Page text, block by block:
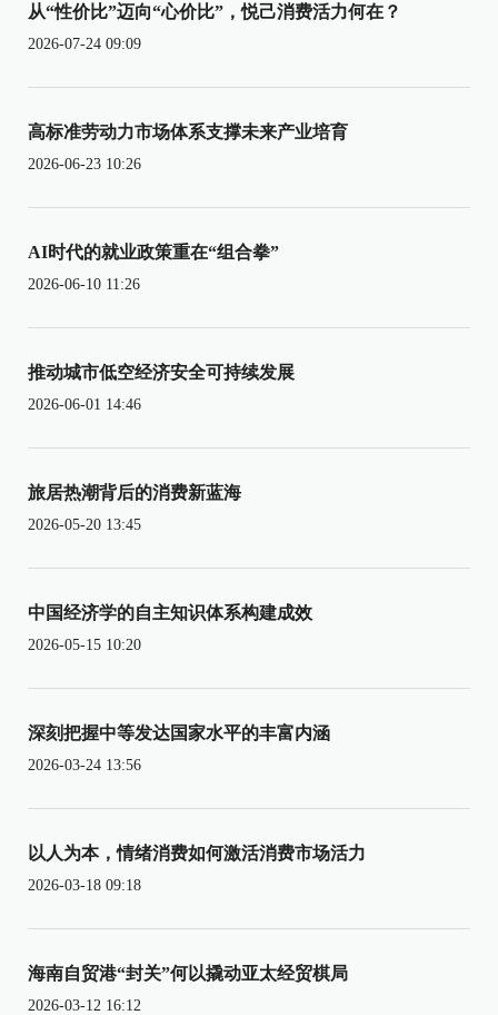
从“性价比”迈向“心价比”，悦己消费活力何在？
2026-07-24 09:09
高标准劳动力市场体系支撑未来产业培育
2026-06-23 10:26
AI时代的就业政策重在“组合拳”
2026-06-10 11:26
推动城市低空经济安全可持续发展
2026-06-01 14:46
旅居热潮背后的消费新蓝海
2026-05-20 13:45
中国经济学的自主知识体系构建成效
2026-05-15 10:20
深刻把握中等发达国家水平的丰富内涵
2026-03-24 13:56
以人为本，情绪消费如何激活消费市场活力
2026-03-18 09:18
海南自贸港“封关”何以撬动亚太经贸棋局
2026-03-12 16:12